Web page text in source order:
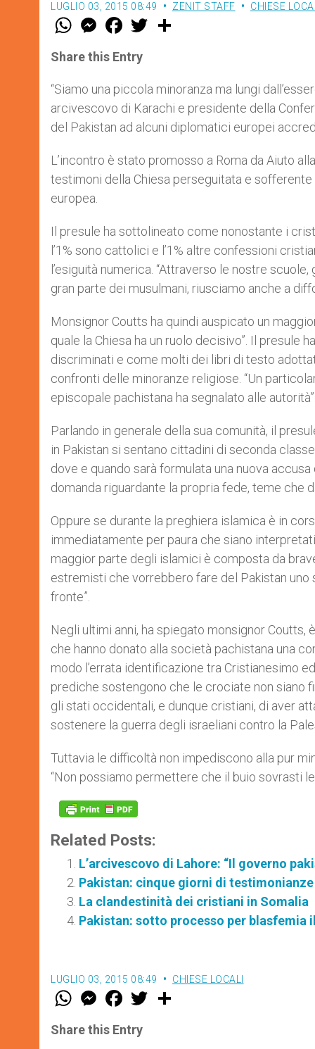
LUGLIO 03, 2015 08:49 ZENIT STAFF CHIESE
W
t
s
p
p
M
e
s
e
g
e
r
F
a
e
b
o
k
w
r
Share this Entry
“Siamo una piccola minoranza ma lungi
arcivescovo di Karachi e presidente della
del Pakistan ad alcuni diplomatici europei
L’incontro è stato promosso a Roma da Aiuto
testimoni della Chiesa perseguitata e
europea.
Il presule ha sottolineato come nonostante i
l’1% sono cattolici e l’1% altre confessioni
l’esiguità numerica. “Attraverso le nostre
gran parte dei musulmani, riusciamo anche a
Monsignor Coutts ha quindi auspicato un
quale la Chiesa ha un ruolo decisivo”. Il presule
discriminati e come molti dei libri di testo
confronti delle minoranze religiose. “Un
episcopale pachistana ha segnalato alle autorità”.
Parlando in generale della sua comunità, il
in Pakistan si sentano cittadini di seconda
dove e quando sarà formulata una nuova
domanda riguardante la propria fede, teme che
Oppure se durante la preghiera islamica è in
immediatamente per paura che siano
maggior parte degli islamici è composta da
estremisti che vorrebbero fare del Pakistan
fronte”.
Negli ultimi anni, ha spiegato monsignor Coutts,
che hanno donato alla società pachistana una
modo l’errata identificazione tra Cristianesimo
prediche sostengono che le crociate non siano
gli stati occidentali, e dunque cristiani, di aver
sostenere la guerra degli israeliani contro la
Tuttavia le difficoltà non impediscono alla pur
“Non possiamo permettere che il buio sovrasti
Related Posts:
L’arcivescovo di Lahore: “Il governo
Pakistan: cinque giorni di
La clandestinità dei cristiani in Somalia
Pakistan: sotto processo per blasfemia
LUGLIO 03, 2015 08:49 CHIESE LOCALI
W
t
s
M
e
s
e
F
a
e
b
w
Share this Entry